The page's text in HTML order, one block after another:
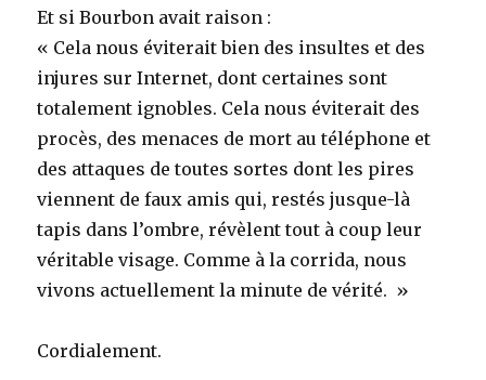
Et si Bourbon avait raison :
« Cela nous éviterait bien des insultes et des
injures sur Internet, dont certaines sont
totalement ignobles. Cela nous éviterait des
procès, des menaces de mort au téléphone et
des attaques de toutes sortes dont les pires
viennent de faux amis qui, restés jusque-là
tapis dans l’ombre, révèlent tout à coup leur
véritable visage. Comme à la corrida, nous
vivons actuellement la minute de vérité. »
Cordialement.